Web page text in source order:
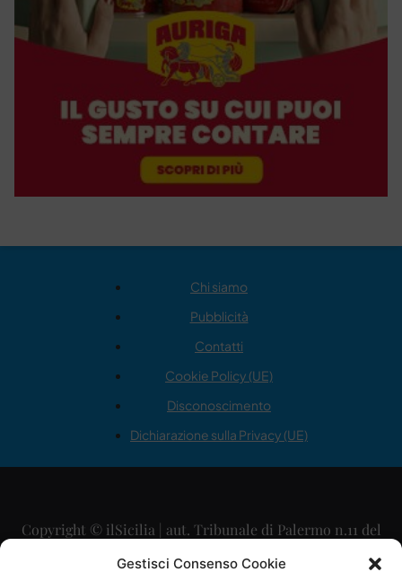
Gestisci Consenso Cookie
Chi siamo
Pubblicità
Contatti
Cookie Policy (UE)
Disconoscimento
Dichiarazione sulla Privacy (UE)
Copyright © ilSicilia | aut. Tribunale di Palermo n.11 del
29/09/2015